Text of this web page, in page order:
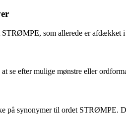
som allerede er
se efter mulige mønstre eller
på synonymer til ordet STRØMPE.